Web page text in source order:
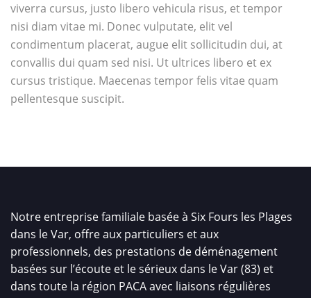
viverra cursus, justo libero vehicula risus, et tempor
nisi diam vitae mi. Donec vulputate, elit vel
condimentum placerat, augue elit sollicitudin dui, at
convallis dui quam sed nisi. Ut ultrices libero et ex
cursus tristique. Maecenas tempor felis vitae quam
pellentesque suscipit.
Notre entreprise familiale basée à Six Fours les Plages
dans le Var, offre aux particuliers et aux
professionnels, des prestations de déménagement
basées sur l’écoute et le sérieux dans le Var (83) et
dans toute la région PACA avec liaisons régulières